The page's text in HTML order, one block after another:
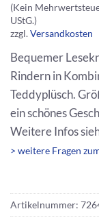
(Kein
UStG.)
zzgl.Versandkosten
Bequemer
Rindern in
Teddyplüsch.
ein schönes
Weitere Infos
> weitere Fragen
Artikelnummer: